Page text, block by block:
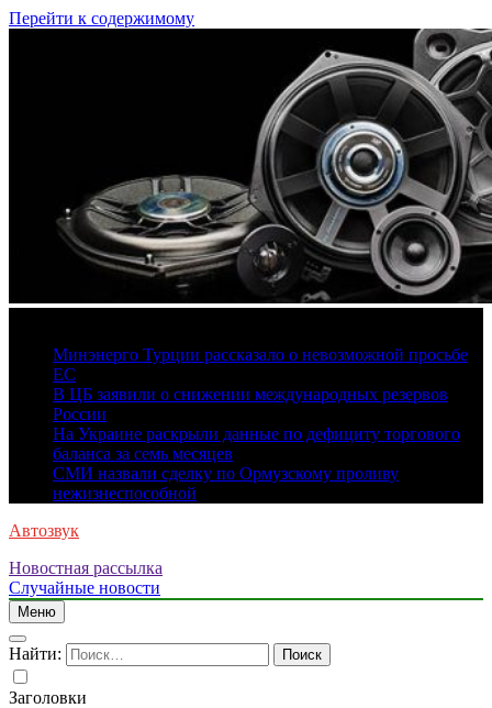
Перейти к содержимому
Минэнерго Турции рассказало о невозможной просьбе
ЕС
В ЦБ заявили о снижении международных резервов
России
На Украине раскрыли данные по дефициту торгового
баланса за семь месяцев
СМИ назвали сделку по Ормузскому проливу
нежизнеспособной
Автозвук
Новостная рассылка
Случайные новости
Меню
Найти:
Заголовки